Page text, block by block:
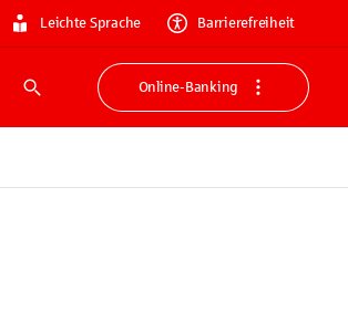
Leichte Sprache Barrierefreiheit
Suche
Online-Banking